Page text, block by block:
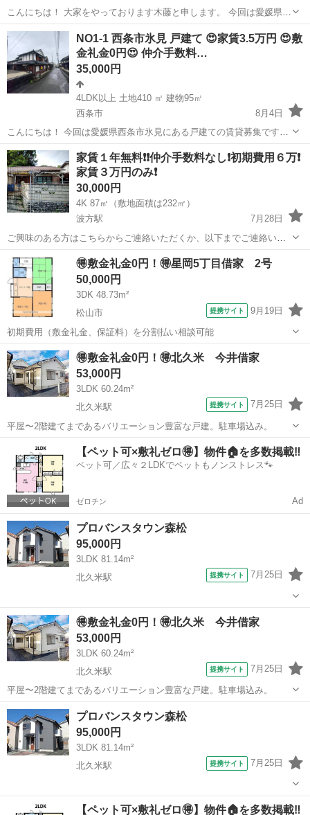
こんにちは！ 大家をやっております木藤と申します。 今回は愛媛県新
居浜市中須賀にある戸建ての再掲載です！ 【毎月の賃料】 🈹家 賃：
30,000円(保証会社費用1,300円含む) 【初期費用】 🉐仲介...
愛媛 新居浜市 一戸建て 徒歩
NO1-1 西条市氷見 戸建て 😍家賃3.5万円 😍敷
金礼金0円😍 仲介手数料…
35,000円
4LDK以上 土地410 ㎡ 建物95㎡
西条市
8月4日
こんにちは！ 今回は愛媛県西条市氷見にある戸建ての賃貸募集です。
①賃料毎月 35,000円（家賃33,700円 家賃保証会社1300円） ②初期費
用 40,000円 （家賃保証会社への支払い：20,000円（初...
愛媛 西条市 一戸建て 物件
家賃１年無料❗️❗️仲介手数料なし❗️初期費用６万❗️
家賃３万円のみ❗️
30,000円
4K 87㎡（敷地面積は232㎡）
波方駅
7月28日
ご興味のある方はこちらからご連絡いただくか、以下までご連絡いた
だければと思います(非会員の方は特に連絡とりづらいので以下からご
連絡ください)。 静かなエリアです。歩いてすぐに海もすぐ見れます
https://li...
愛媛 今治市 波方駅 一戸建て 無料
🉐敷金礼金0円！🉐星岡5丁目借家 2号
50,000円
3DK 48.73m²
松山市
提携サイト 9月19日
初期費用（敷金礼金、保証料）を分割払い相談可能
愛媛 松山市 一戸建て
🉐敷金礼金0円！🉐北久米 今井借家
53,000円
3LDK 60.24m²
北久米駅
提携サイト 7月25日
平屋〜2階建てまであるバリエーション豊富な戸建。駐車場込み。
北久米駅 一戸建て
【ペット可×敷礼ゼロ🉐】物件🏠を多数掲載‼️
ペット可／広々２LDKでペットもノンストレス🐾
ゼロチン Ad
プロバンスタウン森松
95,000円
3LDK 81.14m²
北久米駅
提携サイト 7月25日
愛媛 松山市 北久米駅 一戸建て
🉐敷金礼金0円！🉐北久米 今井借家
53,000円
3LDK 60.24m²
北久米駅
提携サイト 7月25日
平屋〜2階建てまであるバリエーション豊富な戸建。駐車場込み。
愛媛 松山市 一戸建て
プロバンスタウン森松
95,000円
3LDK 81.14m²
北久米駅
提携サイト 7月25日
北久米駅 一戸建て
【ペット可×敷礼ゼロ🉐】物件🏠を多数掲載‼️